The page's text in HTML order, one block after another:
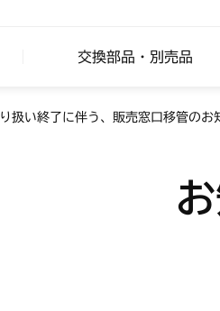
交換部品・別売品
扱い終了に伴う、販売窓口移管のお